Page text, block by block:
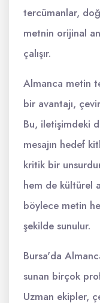
tercümanlar,
metnin orijinal
çalışır.
Almanca metin
bir avantajı,
Bu, iletişimdeki
mesajın hedef
kritik bir
hem de kültürel
böylece metin
şekilde sunulur.
Bursa'da
sunan birçok
Uzman ekipler,